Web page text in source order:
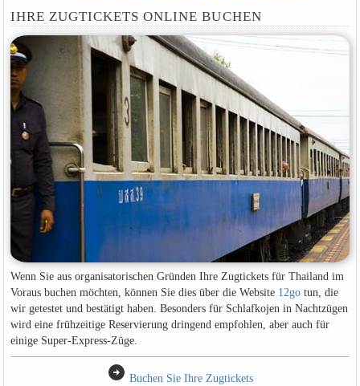
IHRE ZUGTICKETS ONLINE BUCHEN
Wenn Sie aus organisatorischen Gründen Ihre Zugtickets für Thailand im
Voraus buchen möchten, können Sie dies über die Website 12gotun, die
wir getestet und bestätigt haben. Besonders für Schlafkojen in Nachtzügen
wird eine frühzeitige Reservierung dringend empfohlen, aber auch für
einige Super-Express-Züge.
arrow_circle_right Buchen Sie Ihre Zugtickets